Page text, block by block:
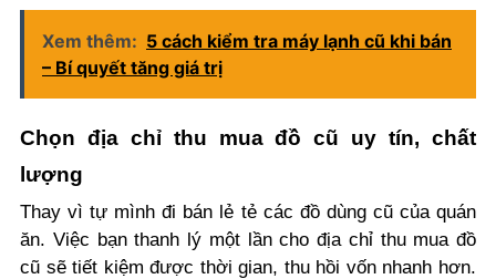
Xem thêm: 5 cách kiểm tra máy lạnh cũ khi bán
– Bí quyết tăng giá trị
Chọn địa chỉ thu mua đồ cũ uy tín, chất
lượng
Thay vì tự mình đi bán lẻ tẻ các đồ dùng cũ của quán
ăn. Việc bạn thanh lý một lần cho địa chỉ thu mua đồ
cũ sẽ tiết kiệm được thời gian, thu hồi vốn nhanh hơn.